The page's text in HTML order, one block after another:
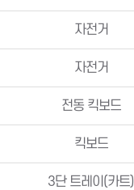
자전거
자전거
전동 킥보드
킥보드
3단 트레이(카트)